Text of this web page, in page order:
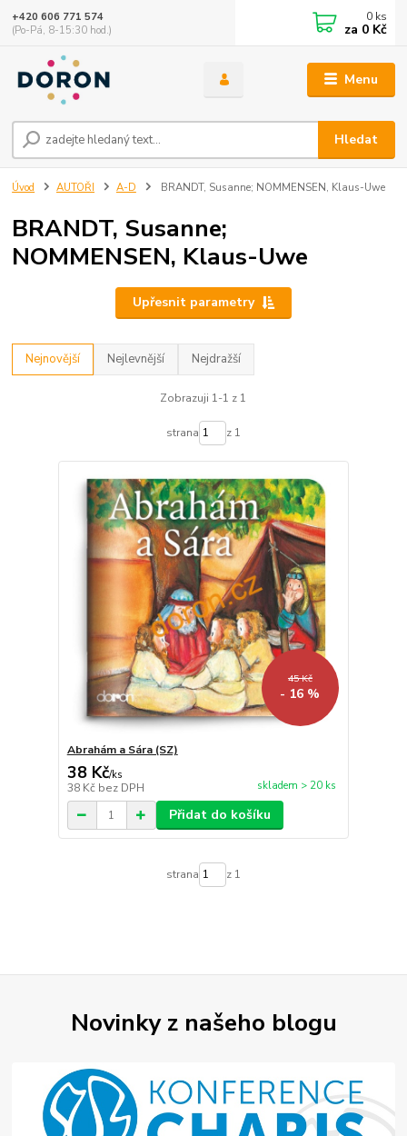
Menu
Hledat
+420 606 771 574
(Po-Pá, 8-15:30 hod.)
0 ks
za 0 Kč
Úvod AUTOŘI A-D BRANDT, Susanne; NOMMENSEN, Klaus-Uwe
BRANDT, Susanne;
NOMMENSEN, Klaus-Uwe
Upřesnit parametry
Nejnovější Nejlevnější Nejdražší
Zobrazuji 1-1 z 1
strana z 1
45 Kč
- 16 %
Abrahám a Sára (SZ)
38 Kč/ks
38 Kč bez DPH skladem > 20 ks
Přidat do košíku
strana z 1
Novinky z našeho blogu